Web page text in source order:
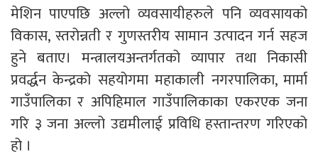
मेशिन पाएपछि अल्लो व्यवसायीहरुले पनि व्यवसायको
विकास, स्तरोन्नती र गुणस्तरीय सामान उत्पादन गर्न सहज
हुने बताए। मन्त्रालयअन्तर्गतको व्यापार तथा निकासी
प्रवर्द्धन केन्द्रको सहयोगमा महाकाली नगरपालिका, मार्मा
गाउँपालिका र अपिहिमाल गाउँपालिकाका एकरएक जना
गरि ३ जना अल्लो उद्यमीलाई प्रविधि हस्तान्तरण गरिएको
हो ।